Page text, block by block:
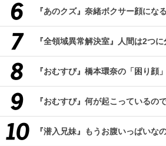
『あのクズ』奈緒ボクサー顔になる
『全領域異常解決室』人間は2つ
『おむすび』橋本環奈の「困り顔
『おむすび』何が起こっているの
『潜入兄妹』もうお腹いっぱいな